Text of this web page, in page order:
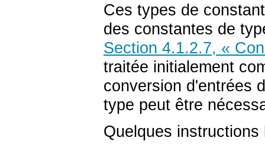
Ces types de
des constantes de
Section 4.1.2.7, «
traitée initialement
conversion d'entrées
type peut être
Quelques instructions